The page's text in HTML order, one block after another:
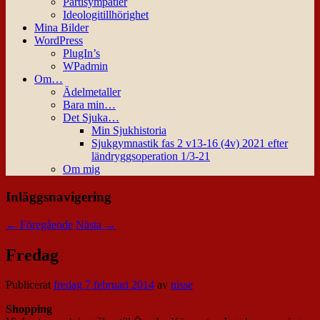
Ideologitillhörighet
Mina Bilder
WordPress
PlugIn’s
WPadmin
Om…
Ädelmetaller
Bara min…
Det Sjuka…
Min Sjukhistoria
Sjukgymnastik fas 2 v13-16 (4v) 2021 efter
ländryggsoperation 1/3-21
Om mig
Inläggsnavigering
← Föregående Nästa →
Fredag
Publiceratfredag 7 februari 2014 av nisse
Shopping